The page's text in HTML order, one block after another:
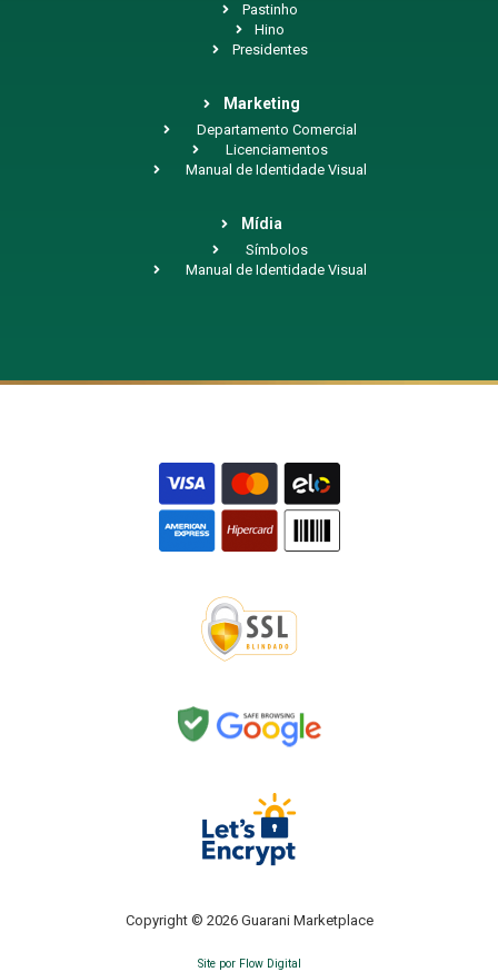
Pastinho
Hino
Presidentes
Marketing
Departamento Comercial
Licenciamentos
Manual de Identidade Visual
Mídia
Símbolos
Manual de Identidade Visual
Copyright © 2026 Guarani Marketplace
Site por Flow Digital